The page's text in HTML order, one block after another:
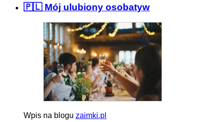
🇵🇱 Mój ulubiony osobatyw
Wpis na blogu zaimki.pl